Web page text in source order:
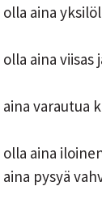
aina
aina viisas
varautua
aina
pysyä